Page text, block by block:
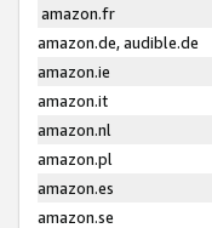
amazon.fr
amazon.de, audible.de
amazon.ie
amazon.it
amazon.nl
amazon.pl
amazon.es
amazon.se